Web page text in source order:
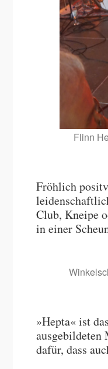
Flinn
Fröhlich
Club, Kneipe
in einer
»Hepta« ist
dafür, dass